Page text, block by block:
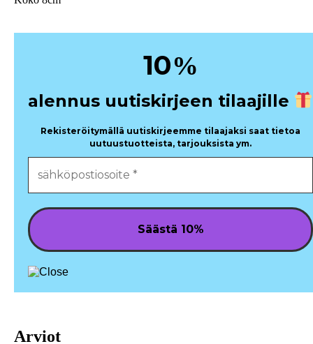
10%
alennus uutiskirjeen tilaajille
Rekisteröitymällä uutiskirjeemme tilaajaksi saat tietoa
uutuustuotteista, tarjouksista ym.
Arviot